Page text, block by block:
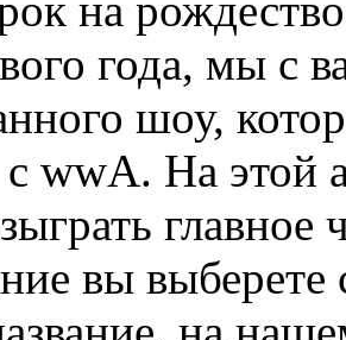
на
года, мы с
шоу,
с wwA. На этой
главное
вы